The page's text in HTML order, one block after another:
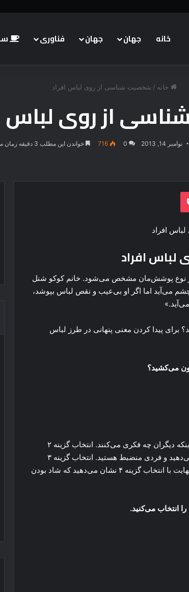
خانه جهان جهان فناوری
خانه / شخصیت شناسی از روی لباس افراد
از روی لباس
نوامبر 14, 2013 0
716 خواندن این مطلب 3 دقیقه زمان میبرد
افراد
در نوع پوشش‌مان مشخص می‌شود. خانم کوکو شنل
می‌آید اما اگر او بی‌عیب و نقص لباس بپوشد،
برای پیدا کردن معنی پنهانی در طرز لباس
انتخاب گزینه یک نشان می‌دهد که راحتی برای شما مهم‌تر است تا اینکه دیگران چه فکری می‌کنند. انتخاب گزینه ۲
نشان‌دهنده این است که شما همیشه به آراسته بودن خود اهمیت می‌دهید و فردی منضبط هستید. انتخاب گزینه ۳
نشان‌دهنده آن حس زنانگی است که در شما بسیار بارز است و در نهایت با انتخاب گزینه ۴ نشان می‌دهید که شاد بودن